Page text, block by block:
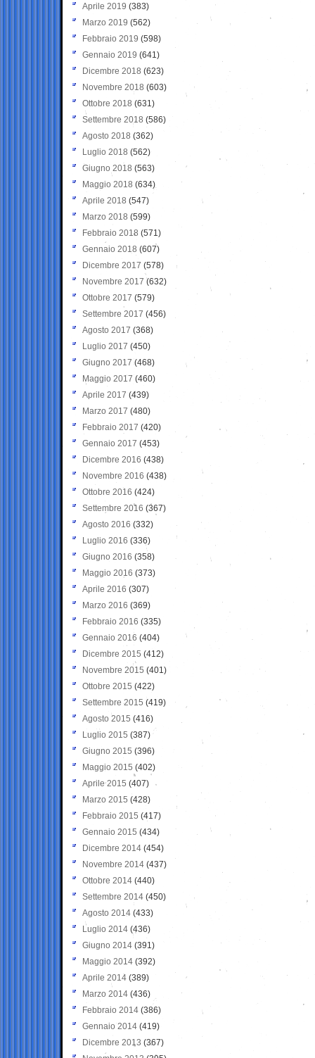
Aprile 2019 (383)
Marzo 2019 (562)
Febbraio 2019 (598)
Gennaio 2019 (641)
Dicembre 2018 (623)
Novembre 2018 (603)
Ottobre 2018 (631)
Settembre 2018 (586)
Agosto 2018 (362)
Luglio 2018 (562)
Giugno 2018 (563)
Maggio 2018 (634)
Aprile 2018 (547)
Marzo 2018 (599)
Febbraio 2018 (571)
Gennaio 2018 (607)
Dicembre 2017 (578)
Novembre 2017 (632)
Ottobre 2017 (579)
Settembre 2017 (456)
Agosto 2017 (368)
Luglio 2017 (450)
Giugno 2017 (468)
Maggio 2017 (460)
Aprile 2017 (439)
Marzo 2017 (480)
Febbraio 2017 (420)
Gennaio 2017 (453)
Dicembre 2016 (438)
Novembre 2016 (438)
Ottobre 2016 (424)
Settembre 2016 (367)
Agosto 2016 (332)
Luglio 2016 (336)
Giugno 2016 (358)
Maggio 2016 (373)
Aprile 2016 (307)
Marzo 2016 (369)
Febbraio 2016 (335)
Gennaio 2016 (404)
Dicembre 2015 (412)
Novembre 2015 (401)
Ottobre 2015 (422)
Settembre 2015 (419)
Agosto 2015 (416)
Luglio 2015 (387)
Giugno 2015 (396)
Maggio 2015 (402)
Aprile 2015 (407)
Marzo 2015 (428)
Febbraio 2015 (417)
Gennaio 2015 (434)
Dicembre 2014 (454)
Novembre 2014 (437)
Ottobre 2014 (440)
Settembre 2014 (450)
Agosto 2014 (433)
Luglio 2014 (436)
Giugno 2014 (391)
Maggio 2014 (392)
Aprile 2014 (389)
Marzo 2014 (436)
Febbraio 2014 (386)
Gennaio 2014 (419)
Dicembre 2013 (367)